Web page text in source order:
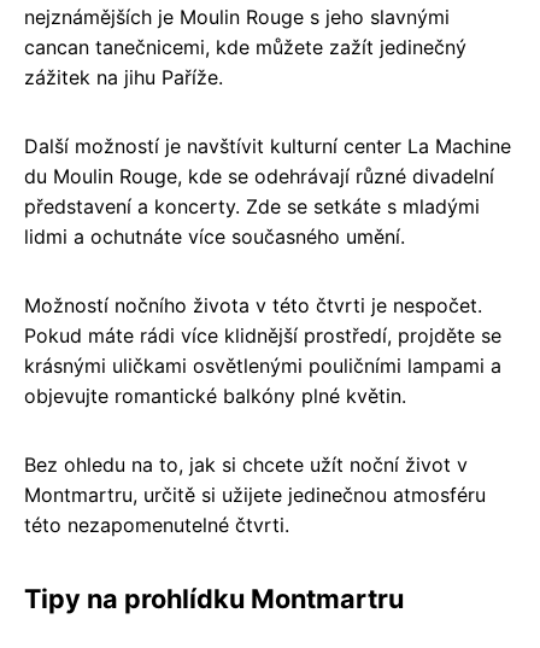
nejznámějších je Moulin Rouge s jeho slavnými
cancan tanečnicemi, kde můžete zažít jedinečný
zážitek na jihu Paříže.
Další možností je navštívit kulturní center La Machine
du Moulin Rouge, kde se odehrávají různé divadelní
představení a koncerty. Zde se setkáte s mladými
lidmi a ochutnáte více současného umění.
Možností nočního života v této čtvrti je nespočet.
Pokud máte rádi více klidnější prostředí, projděte se
krásnými uličkami osvětlenými pouličními lampami a
objevujte romantické balkóny plné květin.
Bez ohledu na to, jak si chcete užít noční život v
Montmartru, určitě si užijete jedinečnou atmosféru
této nezapomenutelné čtvrti.
Tipy na prohlídku Montmartru